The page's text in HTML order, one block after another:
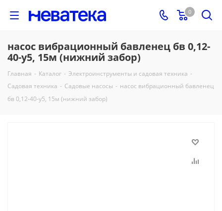
0
насос вибрационный бавленец бв 0,12-
40-у5, 15м (нижний забор)
Главная - Каталог - Электроинструменты и садовая техника -
Садовая техника - Садовые насосы - насос вибрационный бавленец
бв 0,12-40-у5, 15м (нижний забор)